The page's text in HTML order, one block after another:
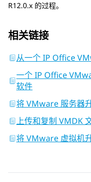
R12.0.x 的过程。
相关链接
从一个 IP Office
一个 IP Office
软件
将 VMware 服务器
上传和复制 VMDK
将 VMware 虚拟机